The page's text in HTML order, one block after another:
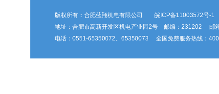
版权所有：合肥蓝翔机电有限公司 皖ICP备11003572号-1
地址：合肥市高新开发区机电产业园2号 邮编：231202 邮
电话：0551-65350072、65350073 全国免费服务热线：